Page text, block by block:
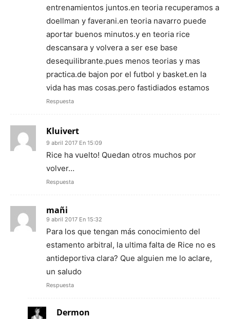
entrenamientos juntos.en teoria recuperamos a
doellman y faverani.en teoria navarro puede
aportar buenos minutos.y en teoria rice
descansara y volvera a ser ese base
desequilibrante.pues menos teorias y mas
practica.de bajon por el futbol y basket.en la
vida has mas cosas.pero fastidiados estamos
Respuesta
Kluivert
9 abril 2017 En 15:09
Rice ha vuelto! Quedan otros muchos por
volver…
Respuesta
mañi
9 abril 2017 En 15:32
Para los que tengan más conocimiento del
estamento arbitral, la ultima falta de Rice no es
antideportiva clara? Que alguien me lo aclare,
un saludo
Respuesta
Dermon